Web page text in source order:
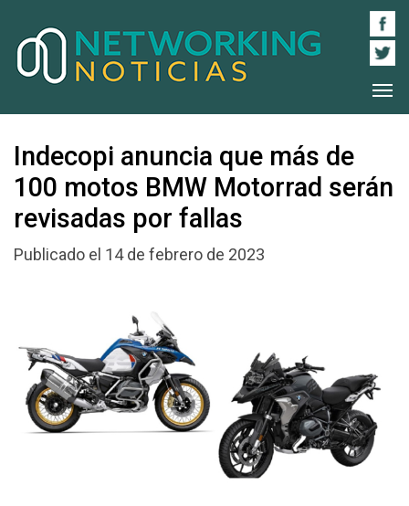
Indecopi anuncia que más de
100 motos BMW Motorrad serán
revisadas por fallas
Publicado el 14 de febrero de 2023